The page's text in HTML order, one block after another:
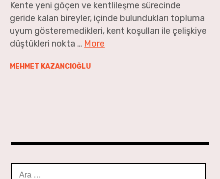
Geçen Ay’dan
Kente yeni göçen ve kentlileşme sürecinde
geride kalan bireyler, içinde bulundukları topluma
uyum gösteremedikleri, kent koşulları ile çelişkiye
düştükleri nokta … More
MEHMET KAZANCIOĞLU